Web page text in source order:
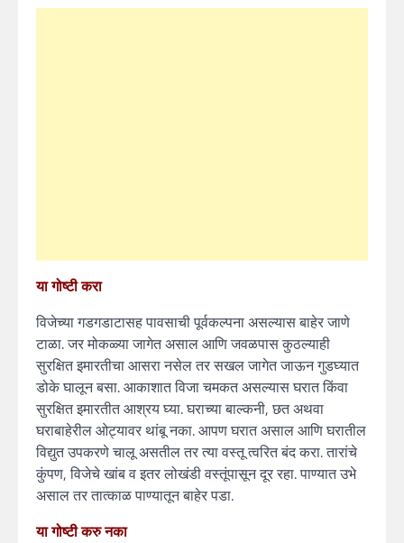
या गोष्टी करा
विजेच्या गडगडाटासह पावसाची पूर्वकल्पना असल्यास बाहेर जाणे
टाळा. जर मोकळ्या जागेत असाल आणि जवळपास कुठल्याही
सुरक्षित इमारतीचा आसरा नसेल तर सखल जागेत जाऊन गुडघ्यात
डोके घालून बसा. आकाशात विजा चमकत असल्यास घरात किंवा
सुरक्षित इमारतीत आश्रय घ्या. घराच्या बाल्कनी, छत अथवा
घराबाहेरील ओट्यावर थांबू नका. आपण घरात असाल आणि घरातील
विद्युत उपकरणे चालू असतील तर त्या वस्तू त्वरित बंद करा. तारांचे
कुंपण, विजेचे खांब व इतर लोखंडी वस्तूंपासून दूर रहा. पाण्यात उभे
असाल तर तात्काळ पाण्यातून बाहेर पडा.
या गोष्टी करु नका